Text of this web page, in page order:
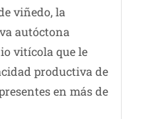
viñedo, la
autóctona
vitícola que le
productiva de
en más de